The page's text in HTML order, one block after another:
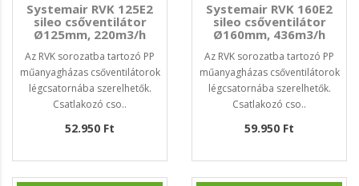
Systemair RVK 125E2
sileo csőventilátor
Ø125mm, 220m3/h
Az RVK sorozatba tartozó PP
műanyagházas csőventilátorok
légcsatornába szerelhetők.
Csatlakozó cso..
52.950 Ft
Systemair RVK 160E2
sileo csőventilátor
Ø160mm, 436m3/h
Az RVK sorozatba tartozó PP
műanyagházas csőventilátorok
légcsatornába szerelhetők.
Csatlakozó cso..
59.950 Ft